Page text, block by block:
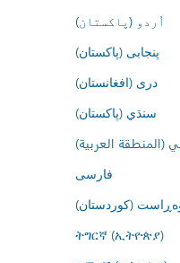
اُردو (پاکستان)
پنجابی (پاکستان)
درى (افغانستان)
سنڌي (پاکستان)
(المنطقة العربية)
فارسى
(کوردستان)
ትግርኛ (ኢትዮጵያ)